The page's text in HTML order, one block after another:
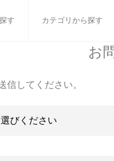
す カテゴリから探す
タオル雑貨
お
信してください。